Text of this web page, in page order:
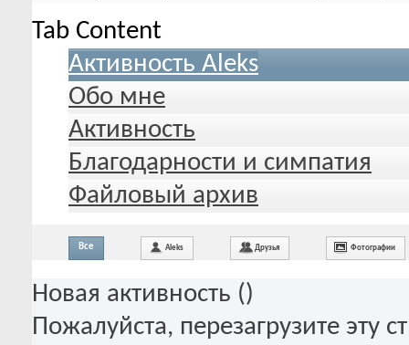
Tab Content
Активность Aleks
Обо мне
Активность
Благодарности и симпатия
Файловый архив
Все Aleks Друзья Фотографии
Новая активность ()
Пожалуйста, перезагрузите эту